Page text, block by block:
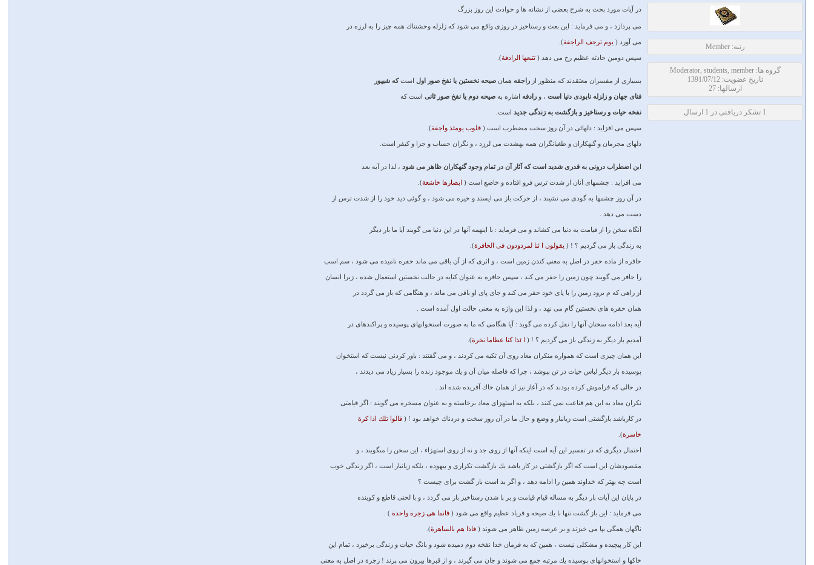
رتبه: Member
گروه ها: Moderator, students, member
تاریخ عضویت: 1391/07/12
ارسالها: 27
1 تشکر دریافتی در 1 ارسال
در آيات مورد بحث به شرح بعضى از نشانه ‏ها و حوادث اين روز بزرگ
مى ‏پردازد ، و مى ‏فرمايد : اين بعث و رستاخيز در روزى واقع مى ‏شود كه زلزله وحشتناك همه چيز را به لرزه در
مى ‏آورد ( يوم ترجف الراجفة).
سپس دومين حادثه عظيم رخ مى ‏دهد ( تتبعها الرادفة).
بسيارى از مفسران معتقدند كه منظور از راجفه همان صيحه نخستين يا نفخ صور اول استكه شيپور
فناى جهان و زلزله نابودى دنيا است ، و رادفه اشاره به صيحه دوم يا نفخ صور ثانى است كه
نفخه حيات و رستاخيز و بازگشت به زندگى جديد است.
سپس مى ‏افزايد : دلهائى در آن روز سخت مضطرب است ( قلوب يومئذ واجفة).
دلهاى مجرمان و گنهكاران و طغيانگران همه بهشدت مى ‏لرزد ، و نگران حساب و جزا و كيفر است.
اين اضطراب درونى به قدرى شديد است كه آثار آن در تمام وجود گنهكاران ظاهر مى ‏شود ، لذا در آيه بعد
مى ‏افزايد : چشمهاى آنان از شدت ترس فرو افتاده و خاضع است ( ابصارها خاشعة).
در آن روز چشمها به گودى مى ‏نشيند ، از حركت باز مى ‏ايستد و خيره مى ‏شود ، و گوئى ديد خود را از شدت ترس از
دست مى ‏دهد .
آنگاه سخن را از قيامت به دنيا مى ‏كشاند و مى ‏فرمايد : با اينهمه آنها در اين دنيا مى ‏گويند آيا ما بار ديگر
به زندگى باز مى ‏گرديم ؟ ! ( يقولون ا ئنا لمردودون فى الحافرة).
حافره از ماده حفر در اصل به معنى كندن زمين است ، و اثرى كه از آن باقى مى ‏ماند حفره ناميده مى ‏شود ، سم اسب
را حافر مى ‏گويند چون زمين را حفر مى ‏كند ، سپس حافره به عنوان كنايه در حالت نخستين استعمال شده ، زيرا انسان
از راهى كه م ى‏رود زمين را با پاى خود حفر مى‏ كند و جاى پاى او باقى مى ‏ماند ، و هنگامى كه باز مى‏ گردد در
همان حفره ‏هاى نخستين گام مى ‏نهد ، و لذا اين واژه به معنى حالت اول آمده است .
آيه بعد ادامه سخنان آنها را نقل كرده مى ‏گويد : آيا هنگامى كه ما به صورت استخوانهاى پوسيده و پراكنده‏اى در
آمديم بار ديگر به زندگى باز مى‏ گرديم ؟ ! ( ا ئذا كنا عظاما نخرة).
اين همان چيزى است كه همواره منكران معاد روى آن تكيه مى ‏كردند ، و مى‏ گفتند : باور كردنى نيست كه استخوان
پوسيده بار ديگر لباس حيات در تن بپوشد ، چرا كه فاصله ميان آن و يك موجود زنده را بسيار زياد مى‏ ديدند ،
در حالى كه فراموش كرده بودند كه در آغاز نيز از همان خاك آفريده شده ‏اند .
نكران معاد به اين هم قناعت نمى‏ كنند ، بلكه به استهزاى معاد برخاسته و به عنوان مسخره مى ‏گويند : اگر قيامتى
در كارباشد بازگشتى است زيانبار و وضع و حال ما در آن روز سخت و دردناك خواهد بود ! ( قالوا تلك اذا كرة
خاسرة).
احتمال ديگرى كه در تفسير اين آيه است اينكه آنها از روى جد و نه از روى استهزاء ، اين سخن را مى‏گويند ، و
مقصودشان اين است كه اگر بازگشتى در كار باشد يك بازگشت تكرارى و بيهوده ، بلكه زيانبار است ، اگر زندگى خوب
است چه بهتر كه خداوند همين را ادامه دهد ، و اگر بد است باز گشت براى چيست ؟
در پايان اين آيات بار ديگر به مساله قيام قيامت و بر پا شدن رستاخيز باز مى ‏گردد ، و با لحنى قاطع و كوبنده
مى ‏فرمايد : اين باز گشت تنها با يك صيحه و فرياد عظيم واقع مى ‏شود ( فانما هى زجرة واحدة ) .
ناگهان همگى بپا مى ‏خيزند و بر عرصه زمين ظاهر مى‏ شوند ( فاذا هم بالساهرة).
اين كار پيچيده و مشكلى نيست ، همين كه به فرمان خدا نفخه دوم دميده شود و بانگ حيات و زندگى برخيزد ، تمام اين
خاكها و استخوانهاى پوسيده يك مرتبه جمع مى ‏شوند و جان مى ‏گيرند ، و از قبرها بيرون مى ‏پرند ! زجرة در اصل به معنى